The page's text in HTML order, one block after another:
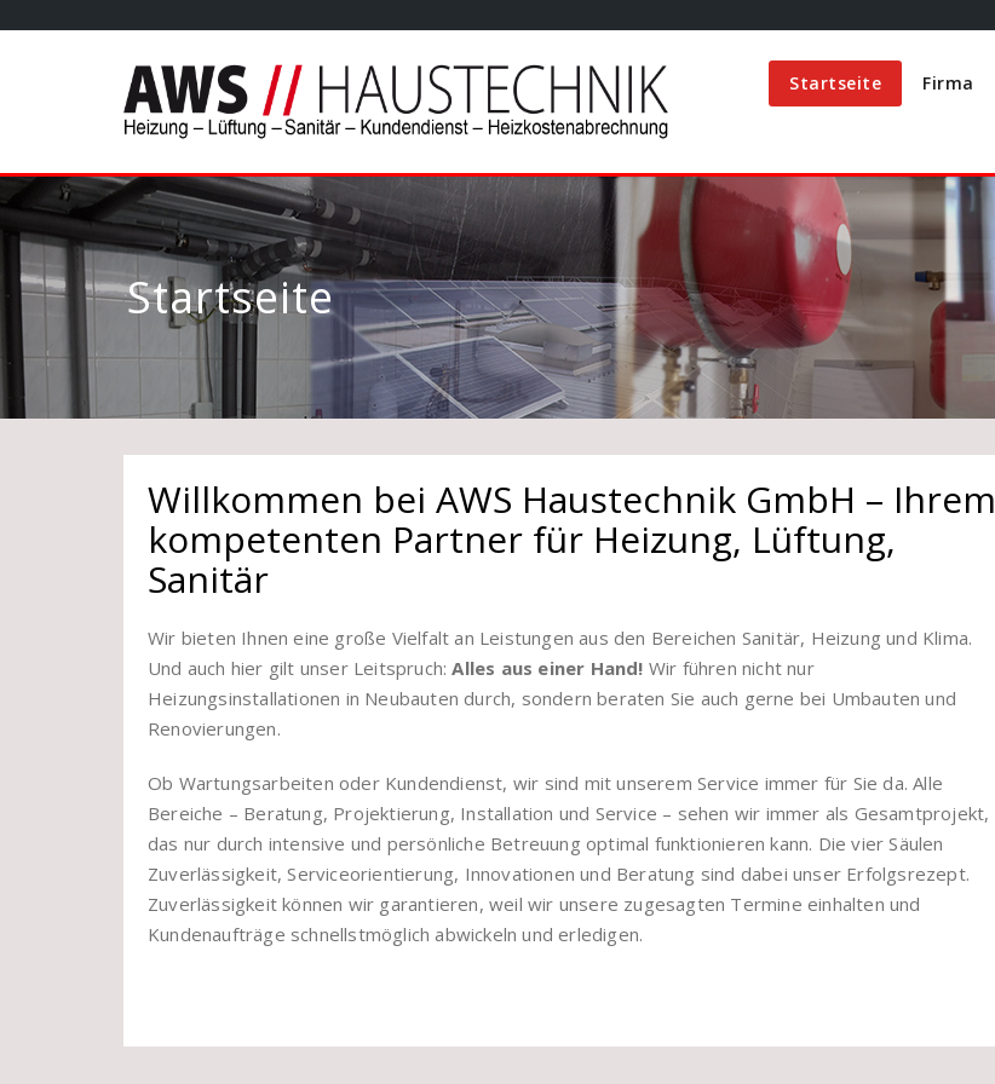
Startseite Firma
Startseite
Willkommen bei AWS Haustechnik GmbH – Ihrem
kompetenten Partner für Heizung, Lüftung,
Sanitär
Wir bieten Ihnen eine große Vielfalt an Leistungen aus den Bereichen Sanitär, Heizung und Klima.
Und auch hier gilt unser Leitspruch:Alles aus einer Hand! Wir führen nicht nur
Heizungsinstallationen in Neubauten durch, sondern beraten Sie auch gerne bei Umbauten und
Renovierungen.
Ob Wartungsarbeiten oder Kundendienst, wir sind mit unserem Service immer für Sie da. Alle
Bereiche – Beratung, Projektierung, Installation und Service – sehen wir immer als Gesamtprojekt,
das nur durch intensive und persönliche Betreuung optimal funktionieren kann. Die vier Säulen
Zuverlässigkeit, Serviceorientierung, Innovationen und Beratung sind dabei unser Erfolgsrezept.
Zuverlässigkeit können wir garantieren, weil wir unsere zugesagten Termine einhalten und
Kundenaufträge schnellstmöglich abwickeln und erledigen.